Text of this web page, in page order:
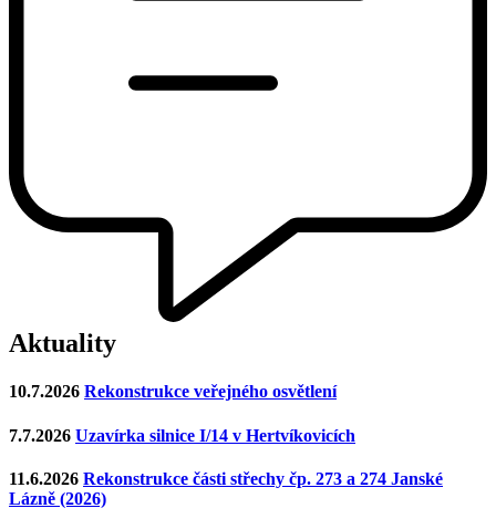
Aktuality
10.7.2026 Rekonstrukce veřejného osvětlení
7.7.2026 Uzavírka silnice I/14 v Hertvíkovicích
11.6.2026 Rekonstrukce části střechy čp. 273 a 274 Janské
Lázně (2026)